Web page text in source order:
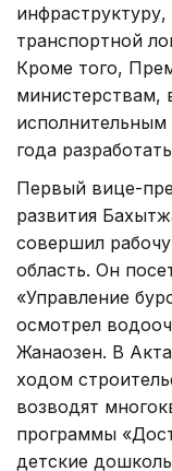
транспортной
Кроме того,
министерствам,
исполнительным
года
Первый вице-
развития
совершил
область. Он
«Управление
осмотрел
Жанаозен. В
ходом
возводят
программы
детские